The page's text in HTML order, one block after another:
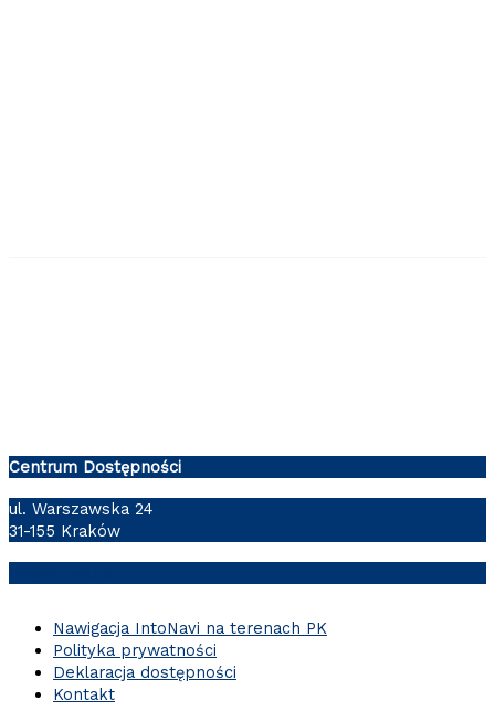
Centrum Dostępności
ul. Warszawska 24
31-155 Kraków
Nawigacja IntoNavi na terenach PK
Polityka prywatności
Deklaracja dostępności
Kontakt